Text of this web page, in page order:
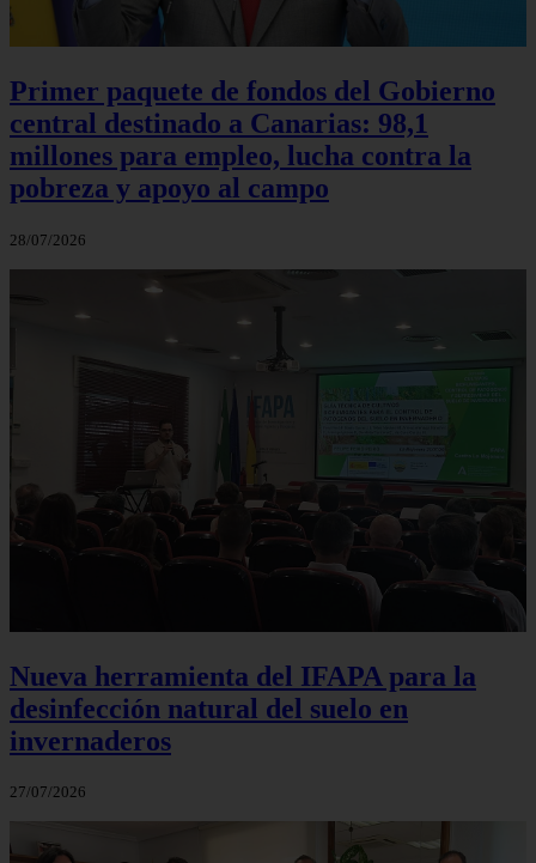
Primer paquete de fondos del Gobierno
central destinado a Canarias: 98,1
millones para empleo, lucha contra la
pobreza y apoyo al campo
28/07/2026
Nueva herramienta del IFAPA para la
desinfección natural del suelo en
invernaderos
27/07/2026